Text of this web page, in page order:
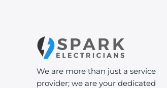
We are more than just a service
provider; we are your dedicated